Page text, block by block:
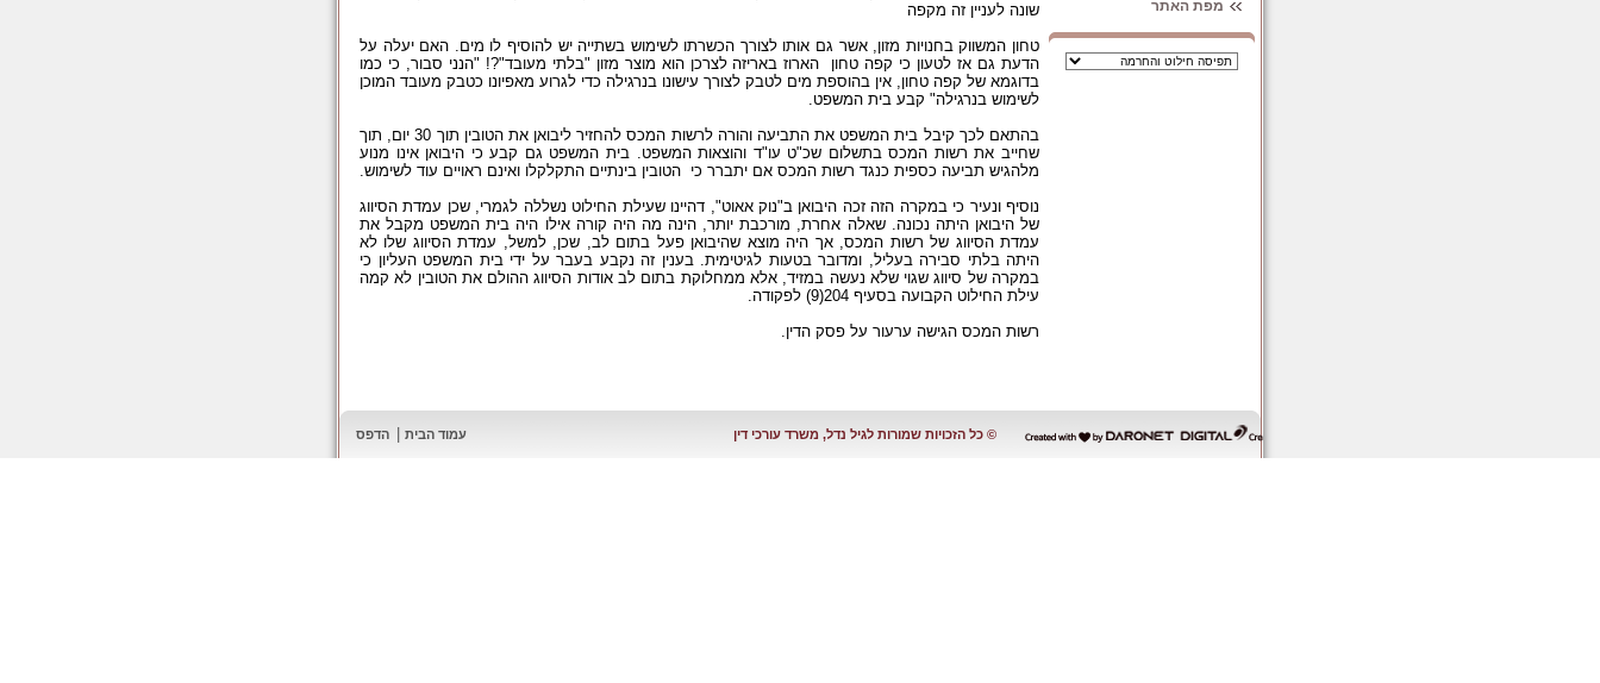
מפת האתר
שונה לעניין זה מקפה
טחון המשווק בחנויות מזון, אשר גם אותו לצורך הכשרתו לשימוש בשתייה יש להוסיף לו מים. האם יעלה על
הדעת גם אז לטעון כי קפה טחון הארוז באריזה לצרכן הוא מוצר מזון "בלתי מעובד"?! "הנני סבור, כי כמו
בדוגמא של קפה טחון, אין בהוספת מים לטבק לצורך עישונו בנרגילה כדי לגרוע מאפיונו כטבק מעובד המוכן
לשימוש בנרגילה" קבע בית המשפט.
בהתאם לכך קיבל בית המשפט את התביעה והורה לרשות המכס להחזיר ליבואן את הטובין תוך 30 יום, תוך
שחייב את רשות המכס בתשלום שכ"ט עו"ד והוצאות המשפט. בית המשפט גם קבע כי היבואן אינו מנוע
מלהגיש תביעה כספית כנגד רשות המכס אם יתברר כי הטובין בינתיים התקלקלו ואינם ראויים עוד לשימוש.
נוסיף ונעיר כי במקרה הזה זכה היבואן ב"נוק אאוט", דהיינו שעילת החילוט נשללה לגמרי, שכן עמדת הסיווג
של היבואן היתה נכונה. שאלה אחרת, מורכבת יותר, הינה מה היה קורה אילו היה בית המשפט מקבל את
עמדת הסיווג של רשות המכס, אך היה מוצא שהיבואן פעל בתום לב, שכן, למשל, עמדת הסיווג שלו לא
היתה בלתי סבירה בעליל, ומדובר בטעות לגיטימית. בענין זה נקבע בעבר על ידי בית המשפט העליון כי
במקרה של סיווג שגוי שלא נעשה במזיד, אלא ממחלוקת בתום לב אודות הסיווג ההולם את הטובין לא קמה
עילת החילוט הקבועה בסעיף 204(9) לפקודה.
רשות המכס הגישה ערעור על פסק הדין.
דרונט
© כל הזכויות שמורות לגיל נדל, משרד עורכי דין עמוד הבית הדפס